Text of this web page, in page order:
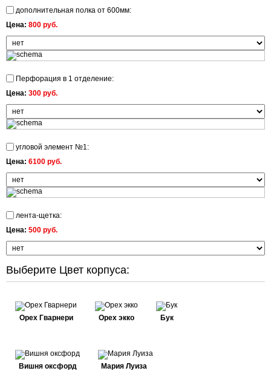
дополнительная полка от 600мм:
Цена: 800 руб.
Перфорация в 1 отделение:
Цена: 300 руб.
угловой элемент №1:
Цена: 6100 руб.
лента-щетка:
Цена: 500 руб.
Выберите Цвет корпуса:
Орех Гварнери Орех экко Бук
Вишня оксфорд Мария Луиза